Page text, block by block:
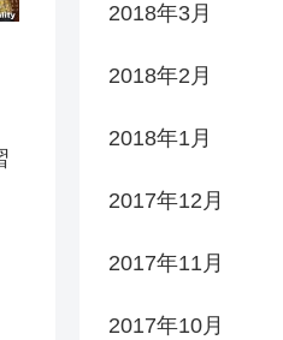
2018年3月
2018年2月
2018年1月
2017年12月
2017年11月
2017年10月